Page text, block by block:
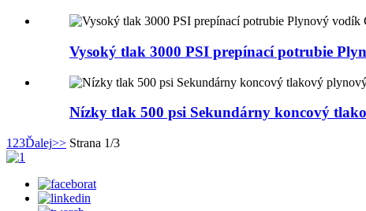
Vysoký tlak 3000 PSI prepínací potrubie
Nízky tlak 500 psi Sekundárny koncový
1 23Ďalej>> Strana 1/3